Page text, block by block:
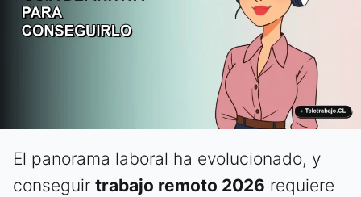
El panorama laboral ha evolucionado, y
conseguir trabajo remoto 2026 requiere